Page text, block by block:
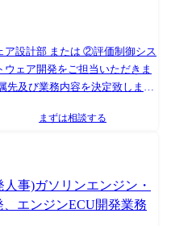
ります。 ◆ソフトウェ
部隊と協働し製品を開発した
フターサービスをする部隊か
バックを受けたりできるの
来ます。 また、当部署では多
チャレンジする機会もござい
すが、1チーム5名前後～20名越
ざいます。ソフトウェアエン
な環境です。 ②評価研究
ープで、半導体用計測・検査
設計部 または ②評価制御シス
ェア開発をご担当いただきま
先及び業務内容を決定致しま
計部は、評価システム製品の
発・設計で協働をしており、特
は協働して業務を行っており
方を求めており、所属について
ります。 ●開発環境 ・
まずは相談する
事)ガソリンエンジン・
エンジンECU開発業務